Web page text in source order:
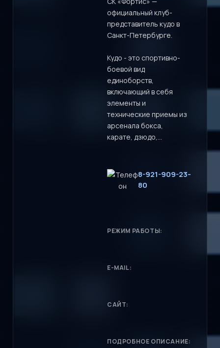
официальный клуб-
представитель кудо в
Санкт-Петербурге.
Кудо - это спортивно-
боевой вид
единоборств,
включающий в себя
элементы и
технические приемы из
арсенала бокса,
карате, дзюдо,...
8-921-909-23-
80
РЕЖИМ РАБОТЫ:
E-MAIL:
САЙТ:
ПОДРОБНОЕ ОПИСАНИЕ: